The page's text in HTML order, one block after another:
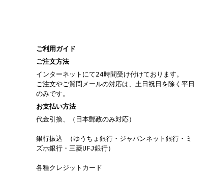
ご利用ガイド
ご注文方法
インターネットにて24時間受け付けております。
ご注文やご質問メールの対応は、土日祝日を除く平日
のみです。
お支払い方法
代金引換、（日本郵政のみ対応）
銀行振込 （ゆうちょ銀行・ジャパンネット銀行・ミ
ズホ銀行・三菱UFJ銀行）
各種クレジットカード